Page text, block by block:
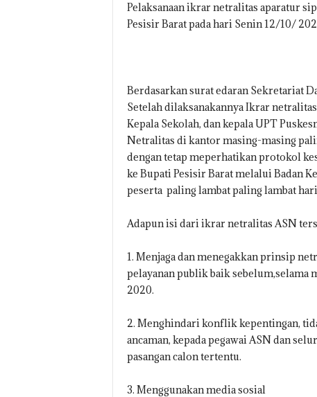
Pelaksanaan ikrar netralitas aparatur
Pesisir Barat pada hari Senin 12/10/
Berdasarkan surat edaran Sekretariat
Setelah dilaksanakannya Ikrar
Kepala Sekolah, dan kepala UPT
Netralitas di kantor masing-masing
dengan tetap meperhatikan protokol
ke Bupati Pesisir Barat melalui Badan
peserta paling lambat paling lambat
Adapun isi dari ikrar netralitas ASN
1. Menjaga dan menegakkan prinsip
pelayanan publik baik sebelum,selama
2020.
2. Menghindari konflik kepentingan,
ancaman, kepada pegawai ASN dan
pasangan calon tertentu.
3. Menggunakan media sosial